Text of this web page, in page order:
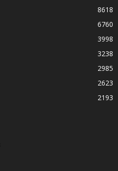
8618
6760
3998
3238
2985
2623
2193